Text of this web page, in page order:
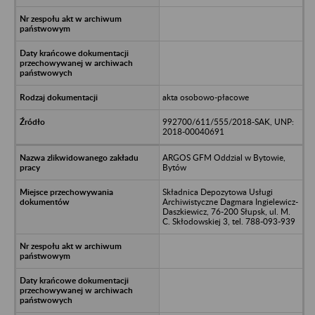
akta osobowo-płacowe
992700/611/555/2018-SAK, UNP:
2018-00040691
ARGOS GFM Oddzial w Bytowie,
Bytów
Składnica Depozytowa Usługi
Archiwistyczne Dagmara Ingielewicz-
Daszkiewicz, 76-200 Słupsk, ul. M.
C. Skłodowskiej 3, tel. 788-093-939